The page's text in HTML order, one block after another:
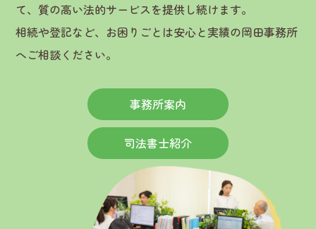
て、質の高い法的サービスを提供し続けます。
相続や登記など、お困りごとは安心と実績の岡田事務所
へご相談ください。
事務所案内
司法書士紹介